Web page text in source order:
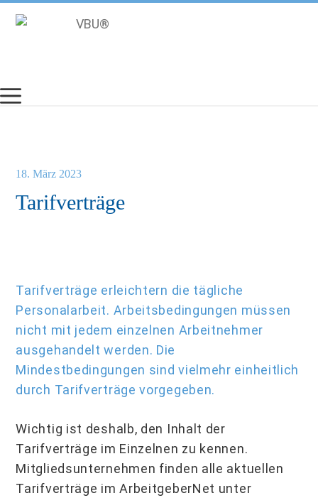
Inhalt
Tarifverträge
18. März 2023
Tarifverträge erleichtern die tägliche
Personalarbeit. Arbeitsbedingungen müssen
nicht mit jedem einzelnen Arbeitnehmer
ausgehandelt werden. Die
Mindestbedingungen sind vielmehr einheitlich
durch Tarifverträge vorgegeben.
Wichtig ist deshalb, den Inhalt der
Tarifverträge im Einzelnen zu kennen.
Mitgliedsunternehmen finden alle aktuellen
Tarifverträge im ArbeitgeberNet unter